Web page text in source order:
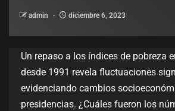
admin diciembre 6, 2023
Un repaso a los índices de pobreza
desde 1991 revela fluctuaciones
evidenciando cambios
presidencias. ¿Cuáles fueron los